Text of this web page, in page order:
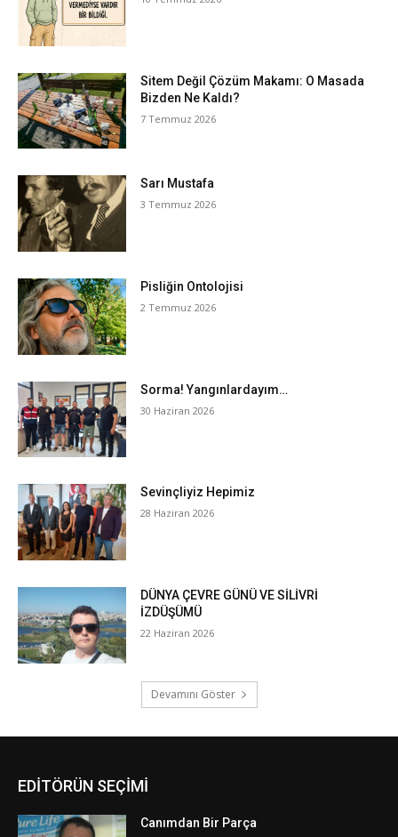
EDİTÖRÜN SEÇİMİ
Canımdan Bir Parça